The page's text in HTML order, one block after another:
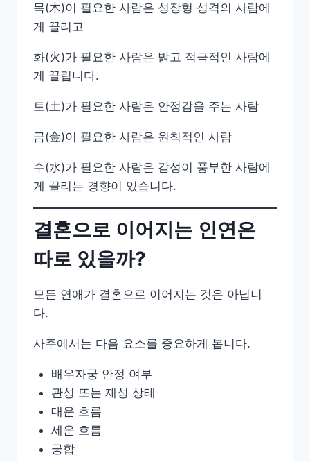
목(木)이 필요한 사람은 성장형 성격의 사람에
게 끌리고
화(火)가 필요한 사람은 밝고 적극적인 사람에
게 끌립니다.
토(土)가 필요한 사람은 안정감을 주는 사람
금(金)이 필요한 사람은 원칙적인 사람
수(水)가 필요한 사람은 감성이 풍부한 사람에
게 끌리는 경향이 있습니다.
결혼으로 이어지는 인연은
따로 있을까?
모든 연애가 결혼으로 이어지는 것은 아닙니
다.
사주에서는 다음 요소를 중요하게 봅니다.
배우자궁 안정 여부
관성 또는 재성 상태
대운 흐름
세운 흐름
궁합